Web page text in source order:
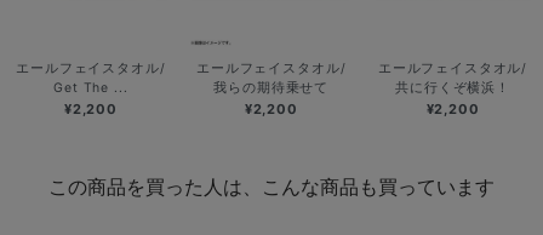
エールフェイスタオル/
Get The ...
¥2,200
エールフェイスタオル/
我らの期待乗せて
¥2,200
エールフェイスタオル/
共に行くぞ横浜！
¥2,200
この商品を買った人は、こんな商品も買っています